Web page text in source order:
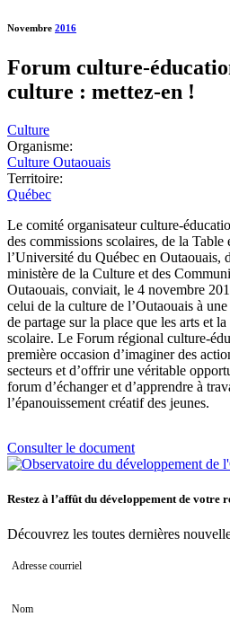
Novembre 2016
Forum culture-
culture : mettez-en !
Culture
Organisme:
Culture Outaouais
Territoire:
Québec
Le comité organisateur culture-
des commissions scolaires, de la
l’Université du Québec en Outaouais,
ministère de la Culture et des
Outaouais, conviait, le 4 novembre
celui de la culture de l’Outaouais à
de partage sur la place que les arts et
scolaire. Le Forum régional culture-
première occasion d’imaginer des
secteurs et d’offrir une véritable
forum d’échanger et d’apprendre à
l’épanouissement créatif des jeunes.
Consulter le document
Restez à l’affût du développement de votre
Découvrez les toutes dernières
Adresse courriel
Nom